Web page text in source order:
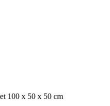
100 x 50 x 50 cm